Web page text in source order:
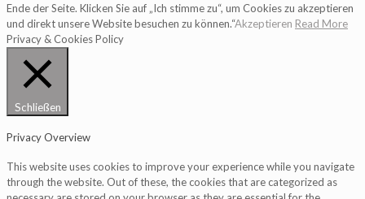
Ende der Seite. Klicken Sie auf „Ich stimme zu“, um Cookies zu akzeptieren
und direkt unsere Website besuchen zu können.“Akzeptieren Read More
Privacy & Cookies Policy
Schließen
Privacy Overview
This website uses cookies to improve your experience while you navigate
through the website. Out of these, the cookies that are categorized as